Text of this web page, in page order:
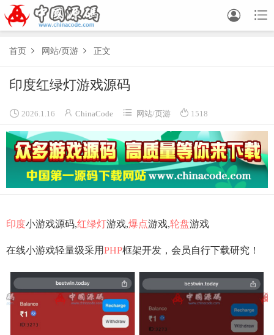


首页  网站/页游  正文
印度红绿灯游戏源码
 2026.1.16  ChinaCode  网站/页游  1518
印度小游戏源码,红绿灯游戏,爆点游戏,轮盘游戏
在线小游戏轻量级采用PHP框架开发，会员自行下载研究！